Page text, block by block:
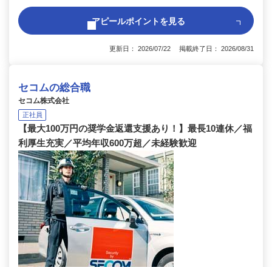
アピールポイントを見る
更新日： 2026/07/22 掲載終了日： 2026/08/31
セコムの総合職
セコム株式会社
正社員
【最大100万円の奨学金返還支援あり！】最長10連休／福
利厚生充実／平均年収600万超／未経験歓迎